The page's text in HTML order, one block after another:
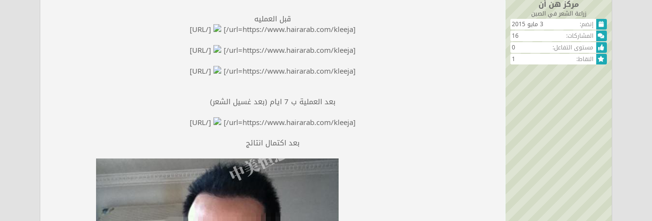
مركز هن أن
زراعة الشعر في الصين
إنضم
3 مايو 2015
المشاركات
16
مستوى التفاعل
0
النقاط
1
قبل العمليه
[url=https://www.hairarab.com/kleeja/]
[/URL]
[url=https://www.hairarab.com/kleeja/]
[/URL]
[url=https://www.hairarab.com/kleeja/]
[/URL]
بعد العملية ب 7 ايام (بعد غسيل الشعر)
[url=https://www.hairarab.com/kleeja/]
[/URL]
بعد اكتمال انتائج